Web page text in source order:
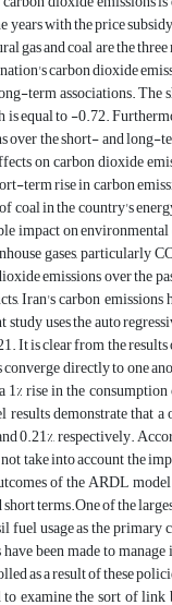
years with the price
gas and coal are the
carbon dioxide
term associations.
equal to -0.72.
over the short- and long-
on carbon dioxide
term rise in carbon
coal in the country's
impact on environmental
gases, particularly
emissions over the
Iran's carbon
study uses the auto
It is clear from the
directly to one
1% rise in the
demonstrate that
0.21%, respectively.
take into account the
of the ARDL
terms.One of the
usage as the primary
been made to
as a result of these
examine the sort of link